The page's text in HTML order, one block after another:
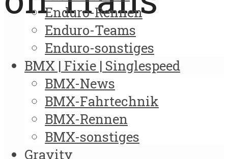
Enduro-Rennen
Enduro-Teams
Enduro-sonstiges
BMX | Fixie | Singlespeed
BMX-News
BMX-Fahrtechnik
BMX-Rennen
BMX-sonstiges
Gravity